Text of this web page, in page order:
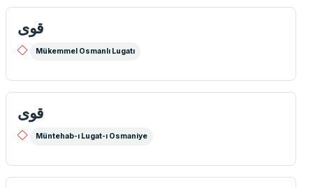
قوی
Mükemmel Osmanlı Lugatı
قوی
Müntehab-ı Lugat-ı Osmaniye